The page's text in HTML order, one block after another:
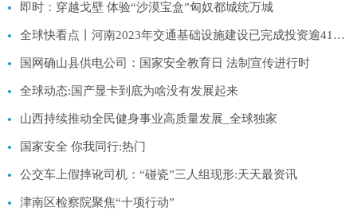
即时：穿越戈壁 体验“沙漠宝盒”匈奴都城统万城
全球快看点丨河南2023年交通基础设施建设已完成投资逾414亿元
国网确山县供电公司：国家安全教育日 法制宣传进行时
全球动态:国产显卡到底为啥没有发展起来
山西持续推动全民健身事业高质量发展_全球独家
国家安全 你我同行:热门
公交车上假摔讹司机：“碰瓷”三人组现形:天天最资讯
津南区检察院聚焦“十项行动”